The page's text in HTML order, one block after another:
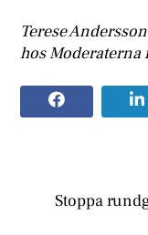
Terese
hos Moderaterna
Stoppa